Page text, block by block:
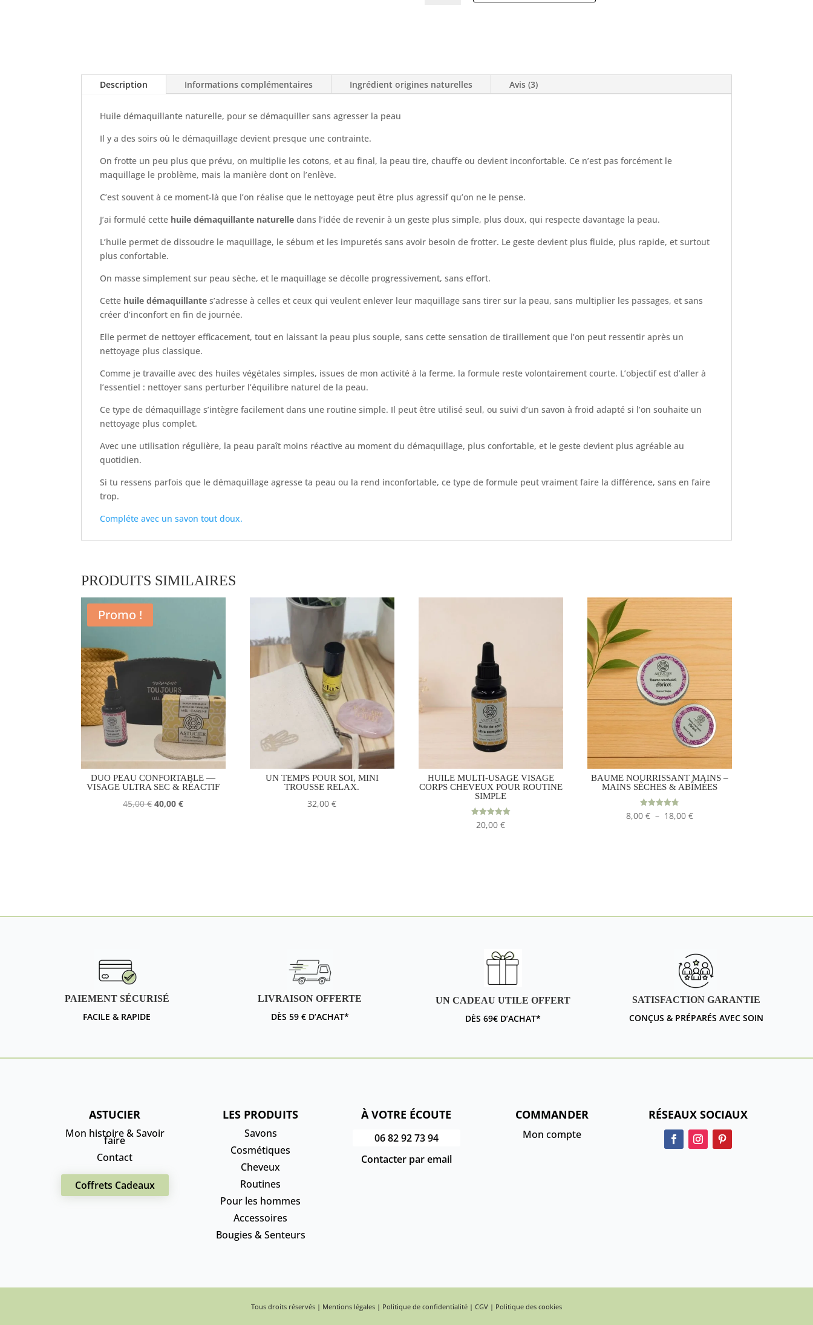
la
peau.
Description Informations complémentaires Ingrédient origines naturelles Avis (3)
Huile démaquillante naturelle, pour se démaquiller sans agresser la peau
Il y a des soirs où le démaquillage devient presque une contrainte.
On frotte un peu plus que prévu, on multiplie les cotons, et au final, la peau tire, chauffe ou devient inconfortable. Ce n’est pas forcément le
maquillage le problème, mais la manière dont on l’enlève.
C’est souvent à ce moment-là que l’on réalise que le nettoyage peut être plus agressif qu’on ne le pense.
J’ai formulé cette huile démaquillante naturelle dans l’idée de revenir à un geste plus simple, plus doux, qui respecte davantage la peau.
L’huile permet de dissoudre le maquillage, le sébum et les impuretés sans avoir besoin de frotter. Le geste devient plus fluide, plus rapide, et surtout
plus confortable.
On masse simplement sur peau sèche, et le maquillage se décolle progressivement, sans effort.
Cette huile démaquillante s’adresse à celles et ceux qui veulent enlever leur maquillage sans tirer sur la peau, sans multiplier les passages, et sans
créer d’inconfort en fin de journée.
Elle permet de nettoyer efficacement, tout en laissant la peau plus souple, sans cette sensation de tiraillement que l’on peut ressentir après un
nettoyage plus classique.
Comme je travaille avec des huiles végétales simples, issues de mon activité à la ferme, la formule reste volontairement courte. L’objectif est d’aller à
l’essentiel : nettoyer sans perturber l’équilibre naturel de la peau.
Ce type de démaquillage s’intègre facilement dans une routine simple. Il peut être utilisé seul, ou suivi d’un savon à froid adapté si l’on souhaite un
nettoyage plus complet.
Avec une utilisation régulière, la peau paraît moins réactive au moment du démaquillage, plus confortable, et le geste devient plus agréable au
quotidien.
Si tu ressens parfois que le démaquillage agresse ta peau ou la rend inconfortable, ce type de formule peut vraiment faire la différence, sans en faire
trop.
Compléte avec un savon tout doux.
PRODUITS SIMILAIRES
Promo !
DUO PEAU CONFORTABLE —
VISAGE ULTRA SEC & RÉACTIF
45,00€Le
40,00€Le
UN TEMPS POUR SOI, MINI
TROUSSE RELAX.
32,00€
HUILE MULTI-USAGE VISAGE
CORPS CHEVEUX POUR ROUTINE
SIMPLE
Note
5.00
20,00€
BAUME NOURRISSANT MAINS –
MAINS SÈCHES & ABÎMÉES
Note
8,00 € – 18,00 €Plage
PAIEMENT SÉCURISÉ
FACILE & RAPIDE
LIVRAISON OFFERTE
DÈS 59 € D’ACHAT*
UN CADEAU UTILE OFFERT
DÈS 69€ D’ACHAT*
SATISFACTION GARANTIE
CONÇUS & PRÉPARÉS AVEC SOIN
ASTUCIER
Mon histoire & Savoir
faire
Contact
Coffrets Cadeaux
LES PRODUITS
Savons
Cosmétiques
Cheveux
Routines
Pour les hommes
Accessoires
Bougies & Senteurs
À VOTRE ÉCOUTE
06 82 92 73 94
Contacter par email
COMMANDER
Mon compte
RÉSEAUX SOCIAUX
Tous droits réservés | Mentions légales | Politique de confidentialité | CGV | Politique des cookies